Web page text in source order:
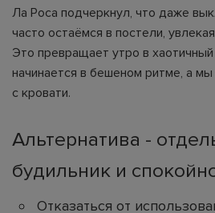
Ла Роса подчеркнул, что даже
часто остаёмся в постели,
Это превращает утро в
начинается в бешеном ритме, а
с кровати.
Альтернатива -
будильник и
Отказаться от